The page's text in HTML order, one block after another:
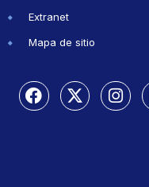
Extranet
Mapa de sitio